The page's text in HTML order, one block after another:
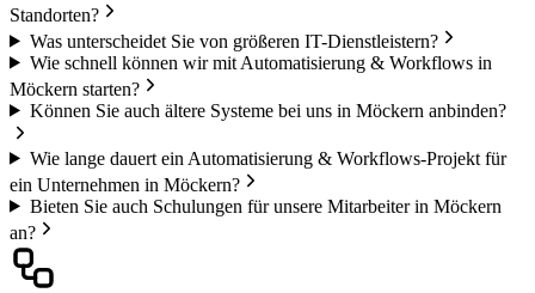
Standorten?
Was unterscheidet Sie von größeren IT-Dienstleistern?
Wie schnell können wir mit Automatisierung & Workflows in
Möckern starten?
Können Sie auch ältere Systeme bei uns in Möckern anbinden?
Wie lange dauert ein Automatisierung & Workflows-Projekt für
ein Unternehmen in Möckern?
Bieten Sie auch Schulungen für unsere Mitarbeiter in Möckern
an?